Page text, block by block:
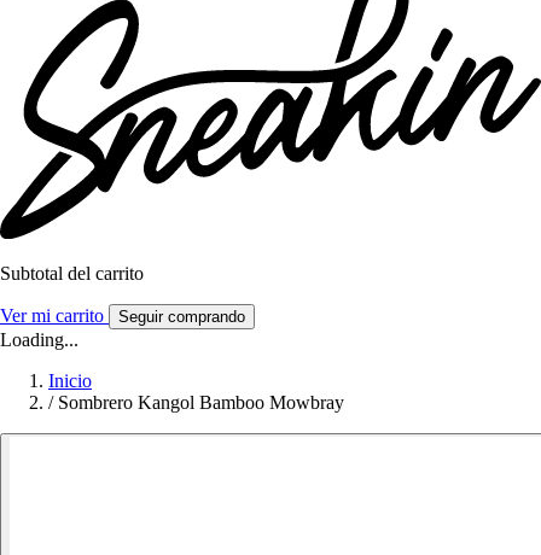
Subtotal del carrito
Ver mi carrito Seguir comprando
Loading...
Inicio
/ Sombrero Kangol Bamboo Mowbray